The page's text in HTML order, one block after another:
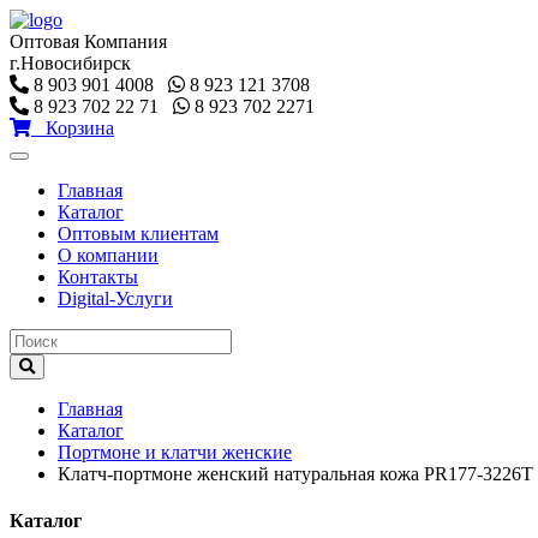
Оптовая Компания
г.Новосибирск
8 903 901 4008
8 923 121 3708
8 923 702 22 71
8 923 702 2271
Корзина
Toggle
navigationГлавная
Каталог
Оптовым клиентам
О компании
Контакты
Digital-Услуги
Главная
Каталог
Портмоне и клатчи женские
Клатч-портмоне женский натуральная кожа PR177-3226T
Каталог